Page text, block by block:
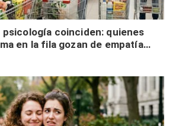
coinciden: quienes
en la fila gozan de empatía
y no solo tienen autocontrol